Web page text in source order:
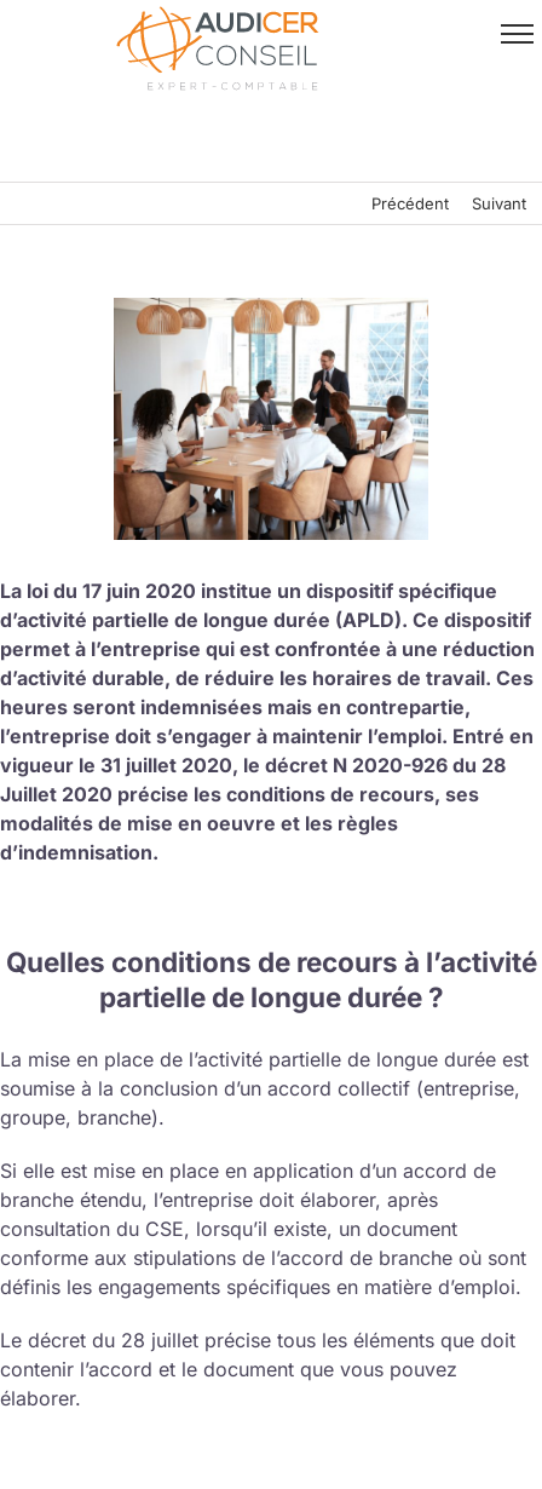
Précédent Suivant
La loi du 17 juin 2020 institue un dispositif spécifique
d’activité partielle de longue durée (APLD). Ce dispositif
permet à l’entreprise qui est confrontée à une réduction
d’activité durable, de réduire les horaires de travail. Ces
heures seront indemnisées mais en contrepartie,
l’entreprise doit s’engager à maintenir l’emploi. Entré en
vigueur le 31 juillet 2020, le décret N 2020-926 du 28
Juillet 2020 précise les conditions de recours, ses
modalités de mise en oeuvre et les règles
d’indemnisation.
Quelles conditions de recours à l’activité
partielle de longue durée ?
La mise en place de l’activité partielle de longue durée est
soumise à la conclusion d’un accord collectif (entreprise,
groupe, branche).
Si elle est mise en place en application d’un accord de
branche étendu, l’entreprise doit élaborer, après
consultation du CSE, lorsqu’il existe, un document
conforme aux stipulations de l’accord de branche où sont
définis les engagements spécifiques en matière d’emploi.
Le décret du 28 juillet précise tous les éléments que doit
contenir l’accord et le document que vous pouvez
élaborer.